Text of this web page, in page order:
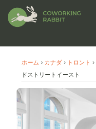
ホーム > カナダ > トロント >
ドストリートイースト